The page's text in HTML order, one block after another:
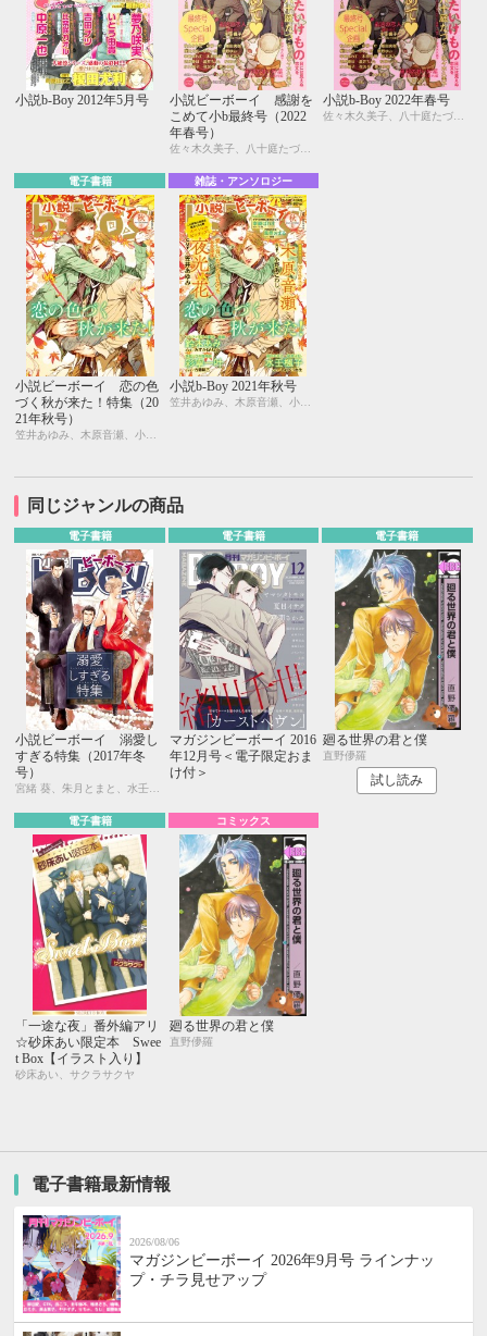
小説b-Boy 2012年5月号
小説ビーボーイ 感謝を
こめて小b最終号（2022
年春号）
佐々木久美子、八十庭たづ、水壬楓子、しおべり由生、北ミチノ、二駒レイム、秋山みち花、彩寧一叶、飯田実樹、榎田尤利、かわい恋、櫛野ゆい、幸崎ぱれす、木原音瀬、鈴木あみ、遠野春日、温井ちょも、松梶もとや、夜光 花、夢乃咲実、風祭おまる、月輝
小説b-Boy 2022年春号
佐々木久美子、八十庭たづ、水壬楓子、しおべり由生、北ミチノ、二駒レイム、秋山みち花、彩寧一叶、飯田実樹、榎田尤利、かわい恋、櫛野ゆい、幸崎ぱれす、木原音瀬、鈴木あみ、遠野春日、温井ちょも、松梶もとや、夜光 花、夢乃咲実、風祭おまる、月輝
電子書籍
小説ビーボーイ 恋の色
づく秋が来た！特集（20
21年秋号）
雑誌・アンソロジー
小説b-Boy 2021年秋号
笠井あゆみ、木原音瀬、小野浜こわし、夜光 花、彩寧一叶、古藤嗣己、鈴木あみ、みずかねりょう、幸崎ぱれす、Ciel、水壬楓子、しおべり由生、風祭おまる、剣 解
同じジャンルの商品
電子書籍
小説ビーボーイ 溺愛し
すぎる特集（2017年冬
号）
宮緒 葵、朱月とまと、水壬楓子、しおべり由生、吉田ナツ、森原八鹿、彩寧一叶、高世ナオキ、遠野春日、円陣闇丸、東野ゆき、園千代子、東野 海、林 マキ、永井三郎、福嶋ユッカ、モリフジ、黒田 屑、ゆうき
電子書籍
マガジンビーボーイ 2016
年12月号＜電子限定おま
け付＞
電子書籍
廻る世界の君と僕
直野儚羅
試し読み
電子書籍
「一途な夜」番外編アリ
☆砂床あい限定本 Swee
t Box【イラスト入り】
砂床あい、サクラサクヤ
コミックス
廻る世界の君と僕
直野儚羅
電子書籍最新情報
2026/08/06
マガジンビーボーイ 2026年9月号 ラインナッ
プ・チラ見せアップ